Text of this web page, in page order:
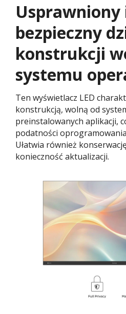
Usprawniony
bezpieczny
konstrukcji
systemu
Ten wyświetlacz LED
konstrukcją, wolną od
preinstalowanych aplikacji,
podatności
Ułatwia również
konieczność aktualizacji.